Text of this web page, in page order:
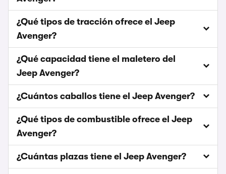
¿Qué tipos de tracción ofrece el Jeep
Avenger?
¿Qué capacidad tiene el maletero del
Jeep Avenger?
¿Cuántos caballos tiene el Jeep Avenger?
¿Qué tipos de combustible ofrece el Jeep
Avenger?
¿Cuántas plazas tiene el Jeep Avenger?